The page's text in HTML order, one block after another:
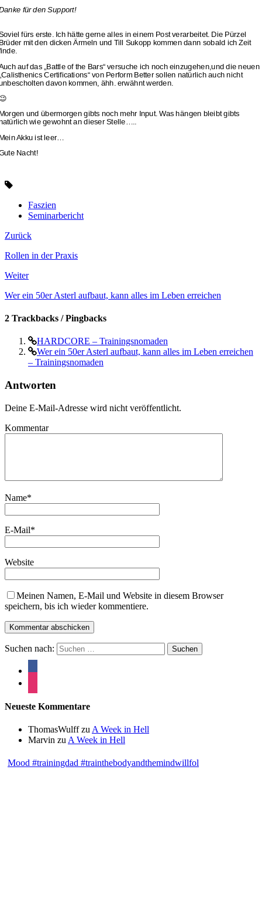
für den Support!
fürs erste. Ich hätte gerne alles in einem Post verarbeitet. Die Pürzel
mit den dicken Ärmeln und Till Sukopp kommen dann sobald ich Zeit
auf das „Battle of the Bars“ versuche ich noch einzugehen,und die neuen
Certifications“ von Perform Better sollen natürlich auch nicht
davon kommen, ähh. erwähnt werden.
und übermorgen gibts noch mehr Input. Was hängen bleibt gibts
wie gewohnt an dieser Stelle…..
Akku ist leer…
Nacht!
Faszien
Seminarbericht
Zurück
Rollen in der Praxis
Weiter
Wer ein 50er Asterl aufbaut, kann alles im Leben erreichen
2 Trackbacks / Pingbacks
HARDCORE – Trainingsnomaden
Wer ein 50er Asterl aufbaut, kann alles im Leben erreichen
– Trainingsnomaden
Antworten
Deine E-Mail-Adresse wird nicht veröffentlicht.
Kommentar
Name*
E-Mail*
Website
Meinen Namen, E-Mail und Website in diesem Browser
speichern, bis ich wieder kommentiere.
Suchen nach:
Neueste Kommentare
ThomasWulffzu A Week in Hell
Marvin zu A Week in Hell
Mood #trainingdad #trainthebodyandthemindwillfol